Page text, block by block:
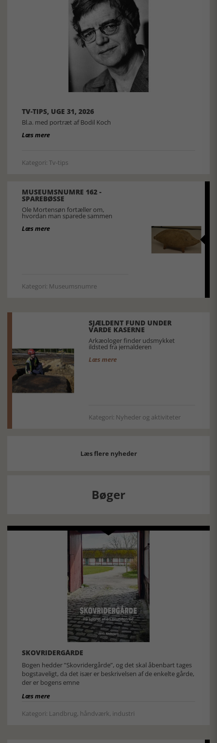
TV-TIPS, UGE 31, 2026
Bl.a. med portræt af Bodil Koch
Læs mere
Kategori: Tv-tips
MUSEUMSNUMRE 162 -
SPAREBØSSE
Ole Mortensøn fortæller om,
hvordan man sparede sammen
Læs mere
Kategori: Museumsnumre
SJÆLDENT FUND UNDER
VARDE KASERNE
Arkæologer finder udsmykket
ildsted fra jernalderen
Læs mere
Kategori: Nyheder og aktiviteter
Læs flere nyheder
Bøger
SKOVRIDERGÅRDE
Bogen hedder ”Skovridergårde”, og det skal åbenbart tages
bogstaveligt, da det især er beskrivelsen af de enkelte gårde,
der er bogens emne
Læs mere
Kategori: Landbrug, håndværk, industri